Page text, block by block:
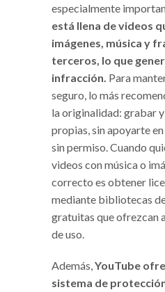
especialmente
está llena de videos
imágenes, música y
terceros, lo que
infracción. Para
seguro, lo más
la originalidad: grabar
propias, sin apoyarte
sin permiso. Cuando
videos con música o
correcto es obtener
mediante bibliotecas
gratuitas que ofrezcan
de uso.
Además,YouTube
sistema de